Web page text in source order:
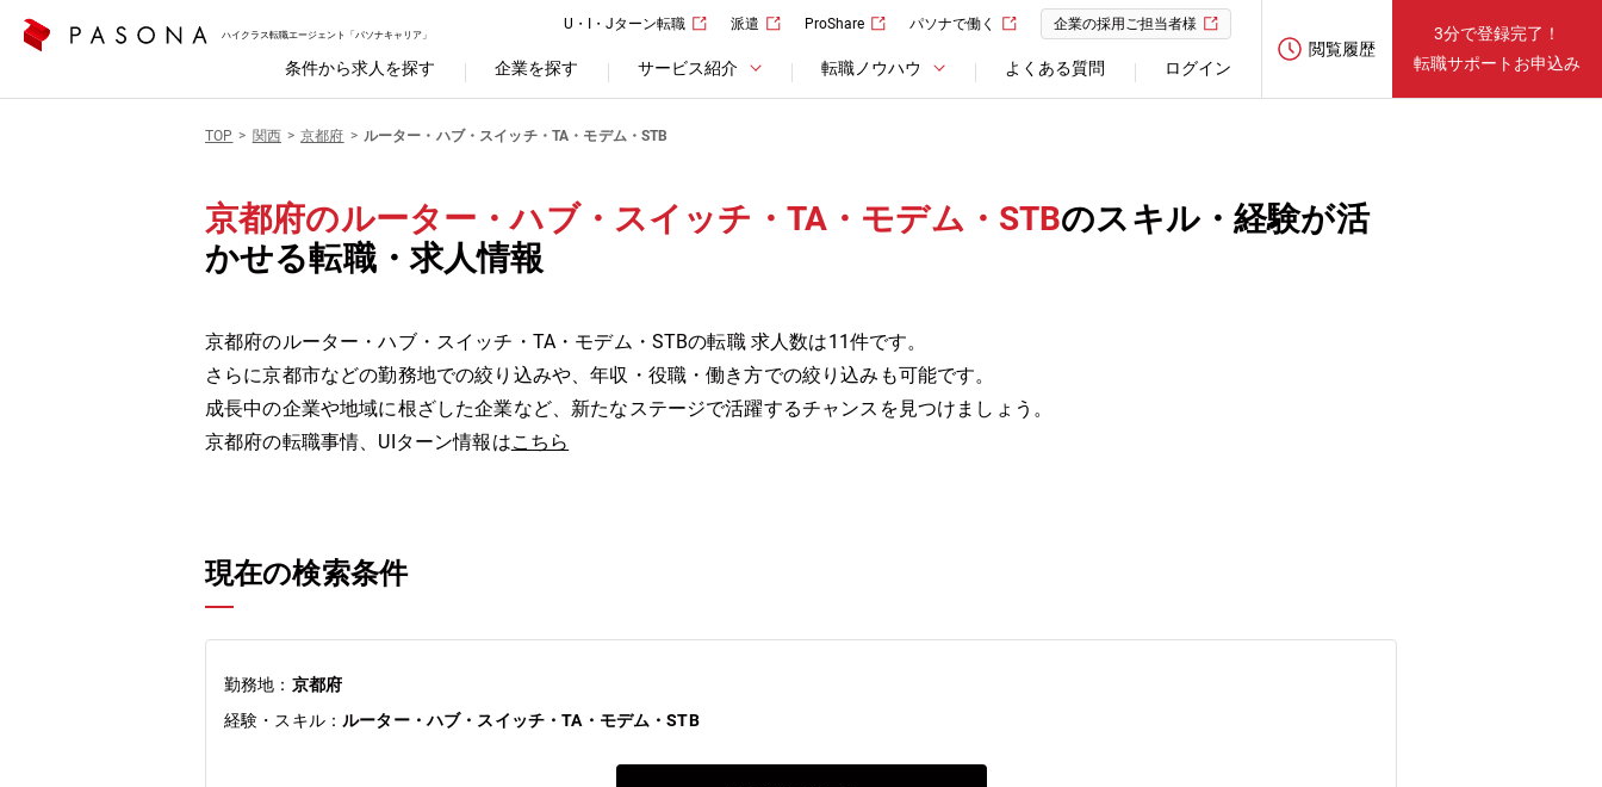
ハイクラス転職エージェント「パソナキャリア」
U・I・Jターン転職 派遣 ProShare パソナで働く 企業の採用ご担当者様
条件から求人を探す 企業を探す サービス紹介 転職ノウハウ よくある質問 ログイン
閲覧履歴
3分で登録完了！
転職サポートお申込み
TOP 関西 京都府 ルーター・ハブ・スイッチ・TA・モデム・STB
京都府のルーター・ハブ・スイッチ・TA・モデム・STBのスキル・経験が活
かせる転職・求人情報
京都府のルーター・ハブ・スイッチ・TA・モデム・STBの転職 求人数は11件です。
さらに京都市などの勤務地での絞り込みや、年収・役職・働き方での絞り込みも可能です。
成長中の企業や地域に根ざした企業など、新たなステージで活躍するチャンスを見つけましょう。
京都府の転職事情、UIターン情報はこちら
現在の検索条件
勤務地： 京都府
経験・スキル： ルーター・ハブ・スイッチ・TA・モデム・STB